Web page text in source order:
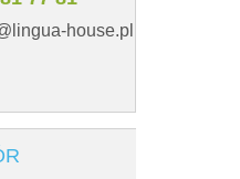
house.pl